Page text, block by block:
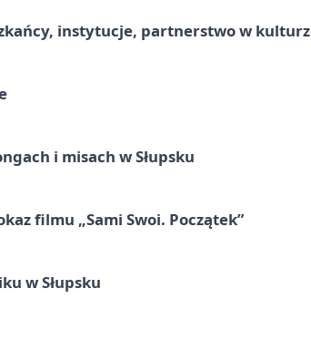
instytucje, partnerstwo w
i misach w Słupsku
filmu „Sami Swoi. Początek”
w Słupsku